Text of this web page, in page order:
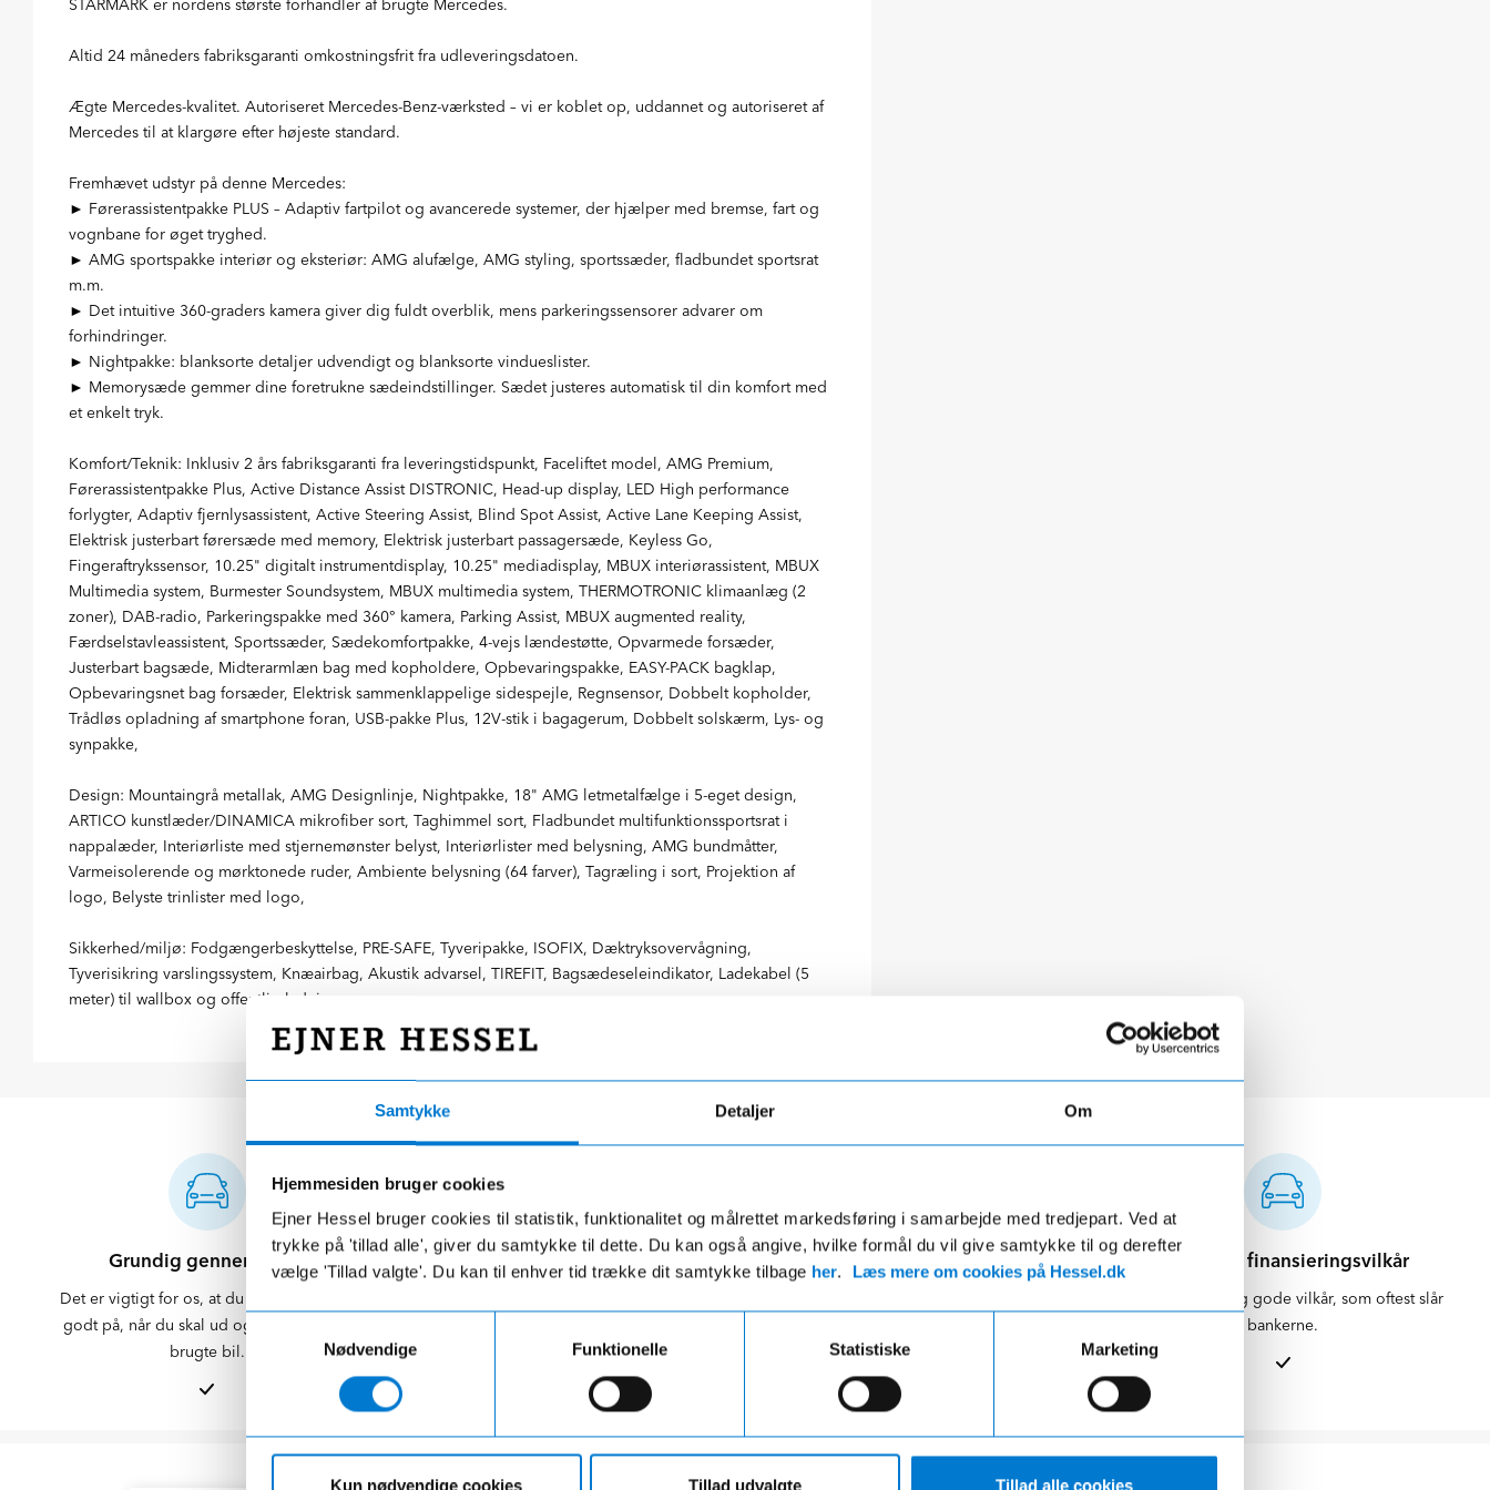
Samtykke Detaljer Om
Hjemmesiden bruger cookies
Ejner Hessel bruger cookies til statistik, funktionalitet og målrettet markedsføring i samarbejde med tredjepart. Ved at
trykke på 'tillad alle', giver du samtykke til dette. Du kan også angive, hvilke formål du vil give samtykke til og derefter
vælge 'Tillad valgte'. Du kan til enhver tid trække dit samtykke tilbage her. Læs mere om cookies på Hessel.dk
Samtykkevalg
Nødvendige
Funktionelle Statistiske Marketing
Kun nødvendige cookies Tillad udvalgte Tillad alle cookies
STARMARK er nordens største forhandler af brugte Mercedes.
Altid 24 måneders fabriksgaranti omkostningsfrit fra udleveringsdatoen.
Ægte Mercedes-kvalitet. Autoriseret Mercedes-Benz-værksted – vi er koblet op, uddannet og autoriseret af
Mercedes til at klargøre efter højeste standard.
Fremhævet udstyr på denne Mercedes:
► Førerassistentpakke PLUS – Adaptiv fartpilot og avancerede systemer, der hjælper med bremse, fart og
vognbane for øget tryghed.
► AMG sportspakke interiør og eksteriør: AMG alufælge, AMG styling, sportssæder, fladbundet sportsrat
m.m.
► Det intuitive 360-graders kamera giver dig fuldt overblik, mens parkeringssensorer advarer om
forhindringer.
► Nightpakke: blanksorte detaljer udvendigt og blanksorte vindueslister.
► Memorysæde gemmer dine foretrukne sædeindstillinger. Sædet justeres automatisk til din komfort med
et enkelt tryk.
Komfort/Teknik: Inklusiv 2 års fabriksgaranti fra leveringstidspunkt, Faceliftet model, AMG Premium,
Førerassistentpakke Plus, Active Distance Assist DISTRONIC, Head-up display, LED High performance
forlygter, Adaptiv fjernlysassistent, Active Steering Assist, Blind Spot Assist, Active Lane Keeping Assist,
Elektrisk justerbart førersæde med memory, Elektrisk justerbart passagersæde, Keyless Go,
Fingeraftrykssensor, 10.25" digitalt instrumentdisplay, 10.25" mediadisplay, MBUX interiørassistent, MBUX
Multimedia system, Burmester Soundsystem, MBUX multimedia system, THERMOTRONIC klimaanlæg (2
zoner), DAB-radio, Parkeringspakke med 360° kamera, Parking Assist, MBUX augmented reality,
Færdselstavleassistent, Sportssæder, Sædekomfortpakke, 4-vejs lændestøtte, Opvarmede forsæder,
Justerbart bagsæde, Midterarmlæn bag med kopholdere, Opbevaringspakke, EASY-PACK bagklap,
Opbevaringsnet bag forsæder, Elektrisk sammenklappelige sidespejle, Regnsensor, Dobbelt kopholder,
Trådløs opladning af smartphone foran, USB-pakke Plus, 12V-stik i bagagerum, Dobbelt solskærm, Lys- og
synpakke,
Design: Mountaingrå metallak, AMG Designlinje, Nightpakke, 18" AMG letmetalfælge i 5-eget design,
ARTICO kunstlæder/DINAMICA mikrofiber sort, Taghimmel sort, Fladbundet multifunktionssportsrat i
nappalæder, Interiørliste med stjernemønster belyst, Interiørlister med belysning, AMG bundmåtter,
Varmeisolerende og mørktonede ruder, Ambiente belysning (64 farver), Tagræling i sort, Projektion af
logo, Belyste trinlister med logo,
Sikkerhed/miljø: Fodgængerbeskyttelse, PRE-SAFE, Tyveripakke, ISOFIX, Dæktryksovervågning,
Tyverisikring varslingssystem, Knæairbag, Akustik advarsel, TIREFIT, Bagsædeseleindikator, Ladekabel (5
meter) til wallbox og offentlig ladning.
Grundig gennemgang
Det er vigtigt for os, at du føler dig klædt
godt på, når du skal ud og nyde din nye
brugte bil.
Klargøring efter fabriksstandarder Alt samlet ét sted Attraktive finansieringsvilkår
Vi kan tilbyde dig gode vilkår, som oftest slår
bankerne.